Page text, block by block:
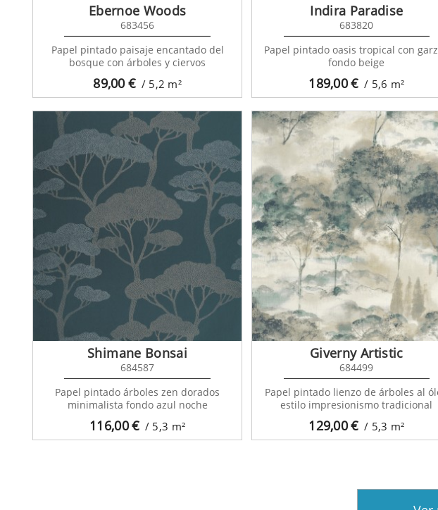
89,00€ / 5,2 m²
Ebernoe Woods
683456
Papel pintado paisaje encantado del
bosque con árboles y ciervos
189,00€ / 5,6 m²
Indira Paradise
683820
Papel pintado oasis tropical con
fondo beige
116,00€ / 5,3 m²
Shimane Bonsai
684587
Papel pintado árboles zen dorados
minimalista fondo azul noche
129,00€ / 5,3 m²
Giverny Artistic
684499
Papel pintado lienzo de árboles al
estilo impresionismo tradicional